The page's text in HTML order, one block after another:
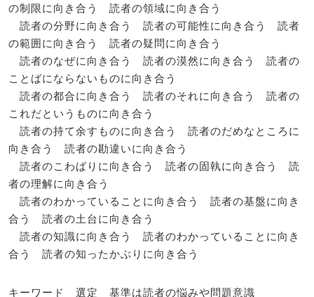
の制限に向き合う 読者の領域に向き合う
読者の分野に向き合う 読者の可能性に向き合う 読者
の範囲に向き合う 読者の疑問に向き合う
読者のなぜに向き合う 読者の漠然に向き合う 読者の
ことばにならないものに向き合う
読者の都合に向き合う 読者のそれに向き合う 読者の
これだというものに向き合う
読者の持て余すものに向き合う 読者のだめなところに
向き合う 読者の勘違いに向き合う
読者のこわばりに向き合う 読者の固執に向き合う 読
者の理解に向き合う
読者のわかっていることに向き合う 読者の基盤に向き
合う 読者の土台に向き合う
読者の知識に向き合う 読者のわかっていることに向き
合う 読者の知ったかぶりに向き合う
キーワード 選定 基準は読者の悩みや問題意識